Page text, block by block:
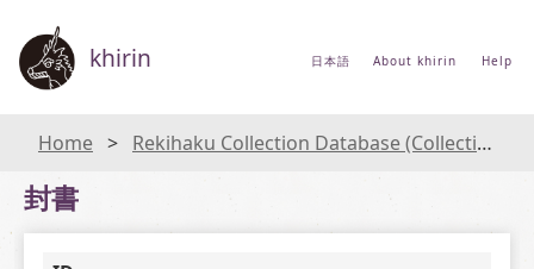
khirin 日本語 About khirin Help
Home Rekihaku Collection Database (Collections Database of the National Museum of Japanese History)
封書